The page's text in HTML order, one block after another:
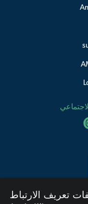
تعريف الارتباط